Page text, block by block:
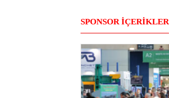
SPONSOR İÇERİKLER